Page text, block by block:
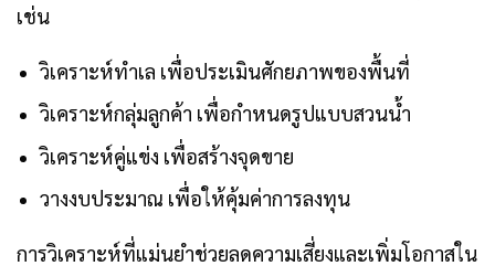
เช่น
วิเคราะห์ทำเล เพื่อประเมินศักยภาพของพื้นที่
วิเคราะห์กลุ่มลูกค้า เพื่อกำหนดรูปแบบสวนน้ำ
วิเคราะห์คู่แข่ง เพื่อสร้างจุดขาย
วางงบประมาณ เพื่อให้คุ้มค่าการลงทุน
การวิเคราะห์ที่แม่นยำช่วยลดความเสี่ยงและเพิ่มโอกาสใน